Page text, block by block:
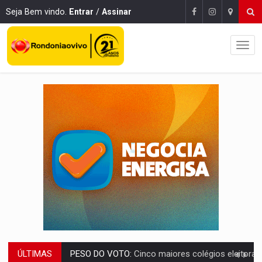
Seja Bem vindo. Entrar / Assinar
ÚLTIMAS PESO DO VOTO: Cinco maiores colégios eleitorais concentram 53,7% dos